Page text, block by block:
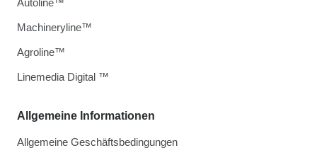
Allgemeine Informationen
Allgemeine Geschäftsbedingungen
Autoline™
Machineryline™
Agroline™
Linemedia Digital ™